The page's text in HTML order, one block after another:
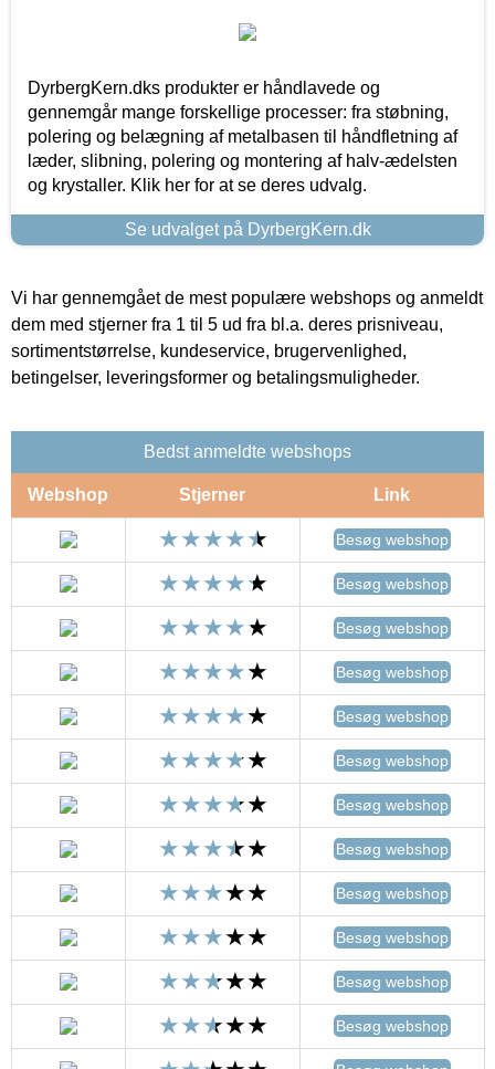
DyrbergKern.dks produkter er håndlavede og
gennemgår mange forskellige processer: fra støbning,
polering og belægning af metalbasen til håndfletning af
læder, slibning, polering og montering af halv-ædelsten
og krystaller. Klik her for at se deres udvalg.
Se udvalget på DyrbergKern.dk
Vi har gennemgået de mest populære webshops og anmeldt
dem med stjerner fra 1 til 5 ud fra bl.a. deres prisniveau,
sortimentstørrelse, kundeservice, brugervenlighed,
betingelser, leveringsformer og betalingsmuligheder.
Bedst anmeldte webshops
Webshop Stjerner Link
Besøg webshop
Besøg webshop
Besøg webshop
Besøg webshop
Besøg webshop
Besøg webshop
Besøg webshop
Besøg webshop
Besøg webshop
Besøg webshop
Besøg webshop
Besøg webshop